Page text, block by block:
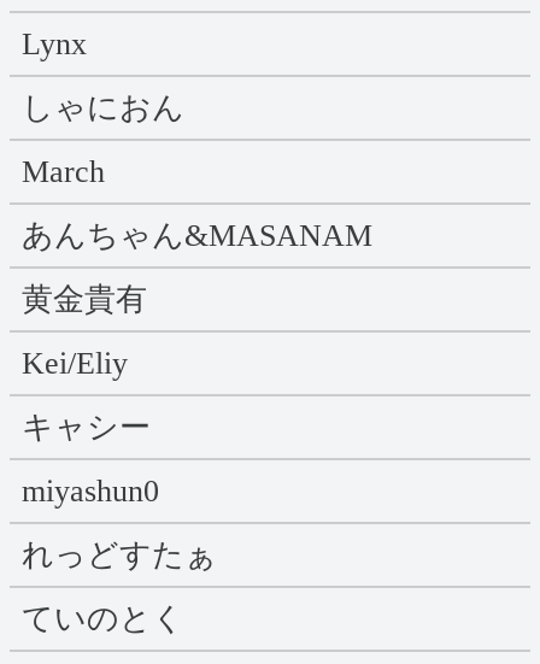
Lynx
しゃにおん
March
あんちゃん&MASANAM
黄金貴有
Kei/Eliy
キャシー
miyashun0
れっどすたぁ
ていのとく